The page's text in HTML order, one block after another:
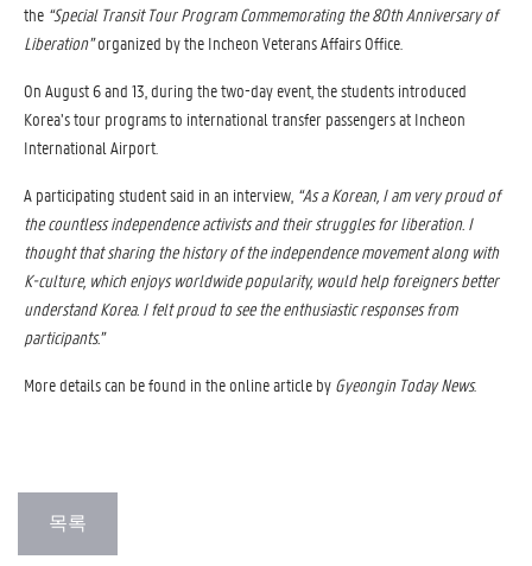
the “Special Transit Tour Program Commemorating the 80th Anniversary of
Liberation”organized by the Incheon Veterans Affairs Office.
On August 6 and 13, during the two-day event, the students introduced
Korea’s tour programs to international transfer passengers at Incheon
International Airport.
A participating student said in an interview, “As a Korean, I am very proud of
the countless independence activists and their struggles for liberation. I
thought that sharing the history of the independence movement along with
K-culture, which enjoys worldwide popularity, would help foreigners better
understand Korea. I felt proud to see the enthusiastic responses from
participants.”
More details can be found in the online article by Gyeongin Today News.